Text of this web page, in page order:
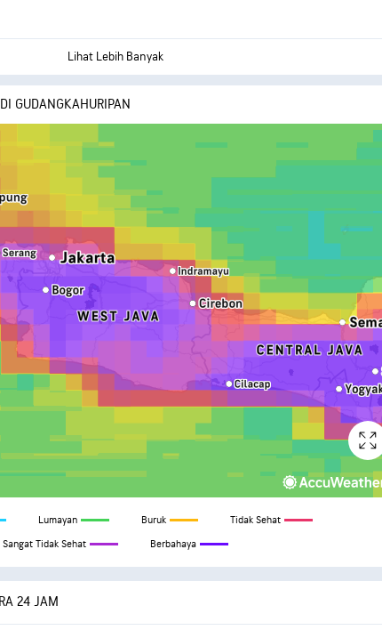
Lihat Lebih Banyak
GUDANGKAHURIPAN
Lumayan Buruk
Tidak Sehat
Sangat Tidak Sehat
Berbahaya
24 JAM